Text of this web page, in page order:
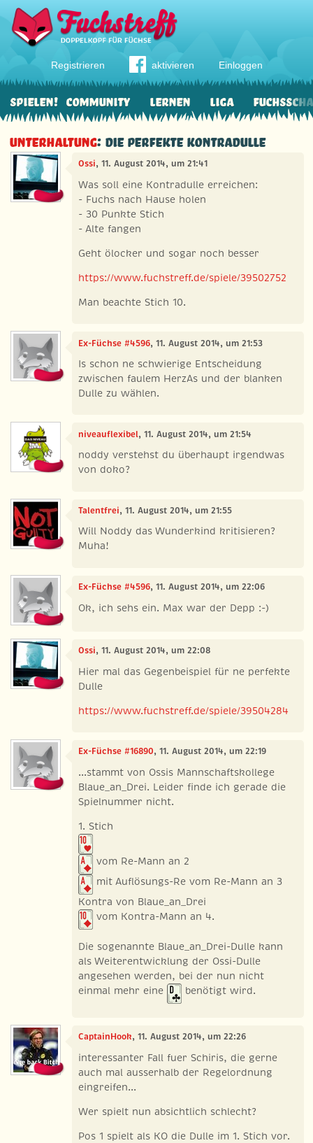
Registrieren aktivieren Einloggen
Community Lernen Liga
Spielen!
Unterhaltung: Die PERFEKTE Kontradulle
Ossi, 11. August 2014, um 21:41
Was soll eine Kontradulle erreichen:
- Fuchs nach Hause holen
- 30 Punkte Stich
- Alte fangen
Geht ölocker und sogar noch besser
https://www.fuchstreff.de/spiele/39502752
Man beachte Stich 10.
Ex-Füchse #4596, 11. August 2014, um 21:53
Is schon ne schwierige Entscheidung
zwischen faulem HerzAs und der blanken
Dulle zu wählen.
niveauflexibel, 11. August 2014, um 21:54
noddy verstehst du überhaupt irgendwas
von doko?
Talentfrei, 11. August 2014, um 21:55
Will Noddy das Wunderkind kritisieren?
Muha!
Ex-Füchse #4596, 11. August 2014, um 22:06
Ok, ich sehs ein. Max war der Depp :-)
Ossi, 11. August 2014, um 22:08
Hier mal das Gegenbeispiel für ne perfekte
Dulle
https://www.fuchstreff.de/spiele/39504284
Ex-Füchse #16890, 11. August 2014, um 22:19
...stammt von Ossis Mannschaftskollege
Blaue_an_Drei. Leider finde ich gerade die
Spielnummer nicht.
1. Stich
vom Re-Mann an 2
mit Auflösungs-Re vom Re-Mann an 3
Kontra von Blaue_an_Drei
vom Kontra-Mann an 4.
Die sogenannte Blaue_an_Drei-Dulle kann
als Weiterentwicklung der Ossi-Dulle
angesehen werden, bei der nun nicht
einmal mehr eine
benötigt wird.
CaptainHook, 11. August 2014, um 22:26
interessanter Fall fuer Schiris, die gerne
auch mal ausserhalb der Regelordnung
eingreifen...
Wer spielt nun absichtlich schlecht?
Pos 1 spielt als KO die Dulle im 1. Stich vor.